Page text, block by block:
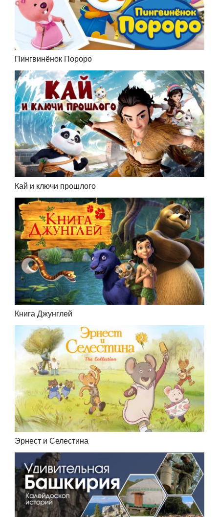
Пингвинёнок Пороро
Кай и ключи прошлого
Книга Джунглей
Эрнест и Селестина